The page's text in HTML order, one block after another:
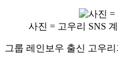
사진 = 고우리 SNS
그룹 레인보우 출신 고우